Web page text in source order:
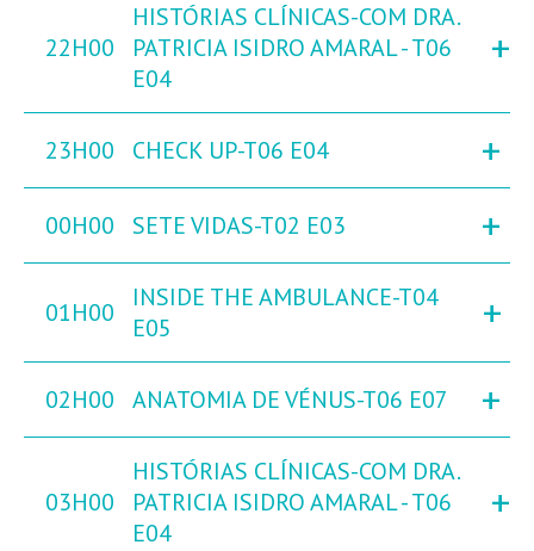
22H00
HISTÓRIAS CLÍNICAS-COM DRA.
PATRICIA ISIDRO AMARAL - T06
E04
+
23H00 CHECK UP-T06 E04 +
00H00 SETE VIDAS-T02 E03 +
01H00
INSIDE THE AMBULANCE-T04
E05
+
02H00 ANATOMIA DE VÉNUS-T06 E07 +
03H00
HISTÓRIAS CLÍNICAS-COM DRA.
PATRICIA ISIDRO AMARAL - T06
E04
+